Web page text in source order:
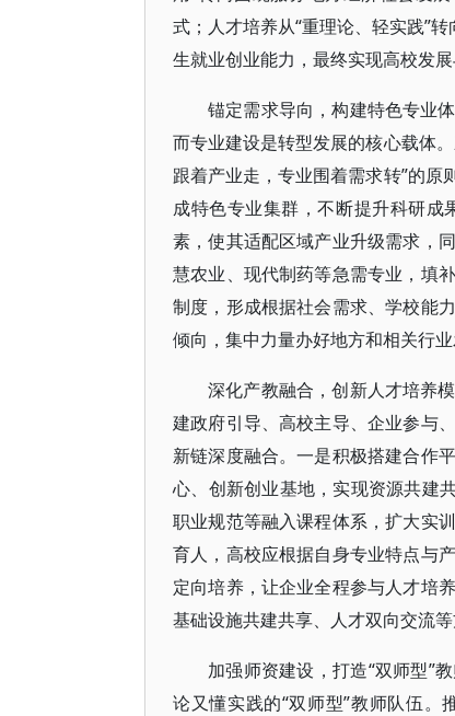
式；人才培养从“重理论、轻实践”
生就业创业能力，最终实现高校发
锚定需求导向，构建特色专业
而专业建设是转型发展的核心载体
跟着产业走，专业围着需求转”的
成特色专业集群，不断提升科研
素，使其适配区域产业升级需求，
慧农业、现代制药等急需专业，填
制度，形成根据社会需求、学校能
倾向，集中力量办好地方和相关行
深化产教融合，创新人才培养
建政府引导、高校主导、企业参与
新链深度融合。一是积极搭建合作
心、创新创业基地，实现资源共建
职业规范等融入课程体系，扩大实
育人，高校应根据自身专业特点与
定向培养，让企业全程参与人才培
基础设施共建共享、人才双向交流
加强师资建设，打造“双师型”
论又懂实践的“双师型”教师队伍